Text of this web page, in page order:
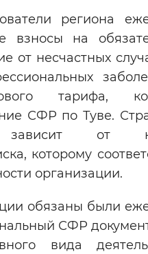
региона
взносы на
от несчастных
тарифа,
СФР по Туве.
от
которому
организации.
обязаны были
СФР
вида